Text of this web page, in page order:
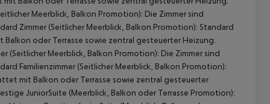
Meerblick, Balkon Promotion): Die Zimmer sind
Zimmer (Seitlicher Meerblick, Balkon Promotion): Standard
Balkon oder Terrasse sowie zentral gesteuerter Heizung.
(Seitlicher Meerblick, Balkon Promotion): Die Zimmer sind
Familienzimmer (Seitlicher Meerblick, Balkon Promotion):
mit Balkon oder Terrasse sowie zentral gesteuerter
JuniorSuite (Meerblick, Balkon oder Terrasse Promotion):